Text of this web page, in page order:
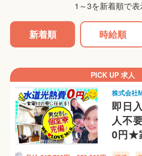
1～3を新着順で表
新着順 時給順
PICK UP 求人
株式会社
即日
人不
0円★
ョン